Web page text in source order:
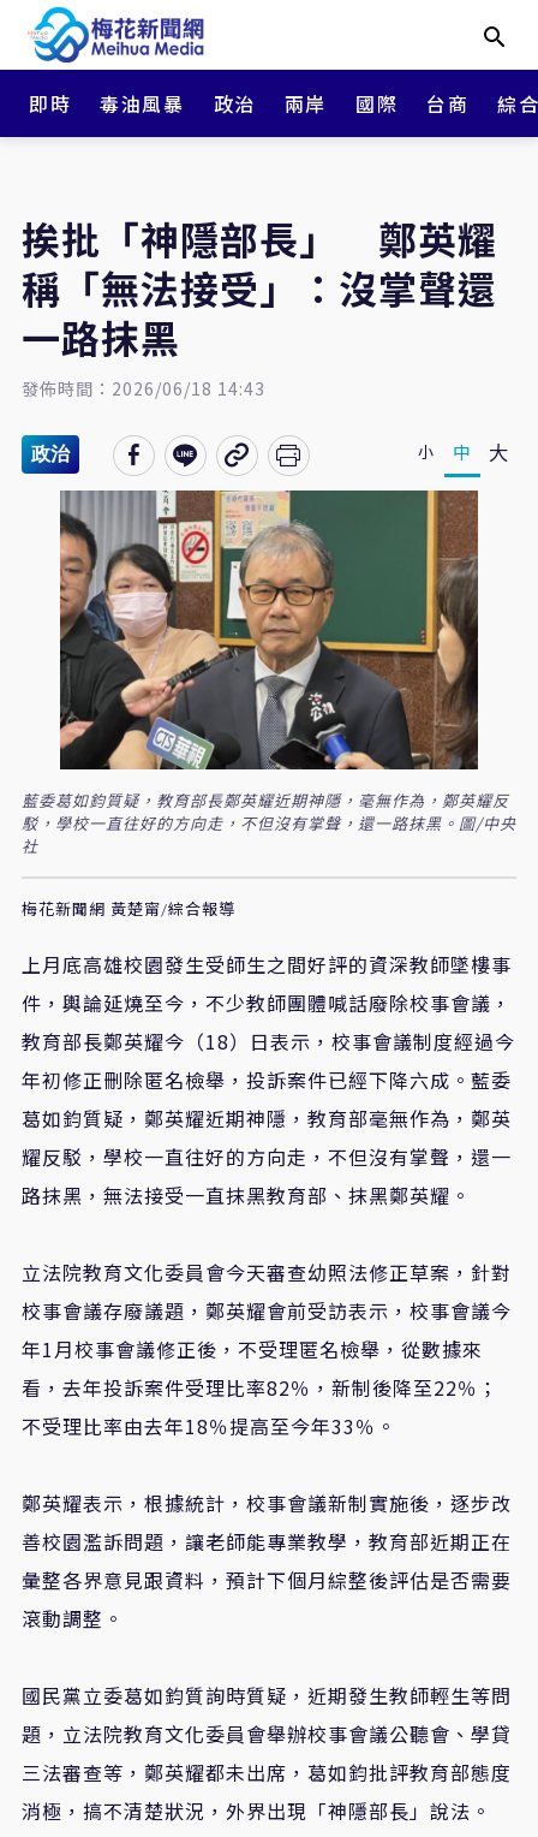
即時 毒油風暴 政治 兩岸 國際 台商 綜
挨批「神隱部長」 鄭英耀
稱「無法接受」：沒掌聲還
一路抹黑
發佈時間：2026/06/18 14:43
政治 小 中 大
藍委葛如鈞質疑，教育部長鄭英耀近期神隱，毫無作為，鄭英耀反
駁，學校一直往好的方向走，不但沒有掌聲，還一路抹黑。圖/中央
社
梅花新聞網 黃楚甯/綜合報導
上月底高雄校園發生受師生之間好評的資深教師墜樓事
件，輿論延燒至今，不少教師團體喊話廢除校事會議，
教育部長鄭英耀今（18）日表示，校事會議制度經過今
年初修正刪除匿名檢舉，投訴案件已經下降六成。藍委
葛如鈞質疑，鄭英耀近期神隱，教育部毫無作為，鄭英
耀反駁，學校一直往好的方向走，不但沒有掌聲，還一
路抹黑，無法接受一直抹黑教育部、抹黑鄭英耀。
立法院教育文化委員會今天審查幼照法修正草案，針對
校事會議存廢議題，鄭英耀會前受訪表示，校事會議今
年1月校事會議修正後，不受理匿名檢舉，從數據來
看，去年投訴案件受理比率82％，新制後降至22％；
不受理比率由去年18％提高至今年33％。
鄭英耀表示，根據統計，校事會議新制實施後，逐步改
善校園濫訴問題，讓老師能專業教學，教育部近期正在
彙整各界意見跟資料，預計下個月綜整後評估是否需要
滾動調整。
國民黨立委葛如鈞質詢時質疑，近期發生教師輕生等問
題，立法院教育文化委員會舉辦校事會議公聽會、學貸
三法審查等，鄭英耀都未出席，葛如鈞批評教育部態度
消極，搞不清楚狀況，外界出現「神隱部長」說法。